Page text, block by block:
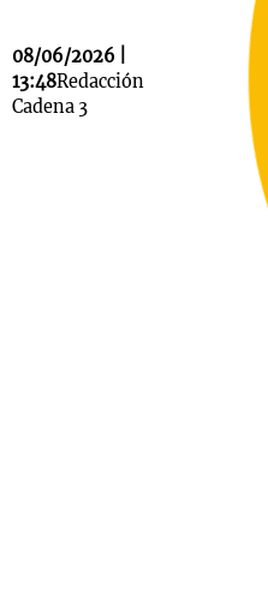
08/06/2026 |
13:48Redacción
Cadena 3